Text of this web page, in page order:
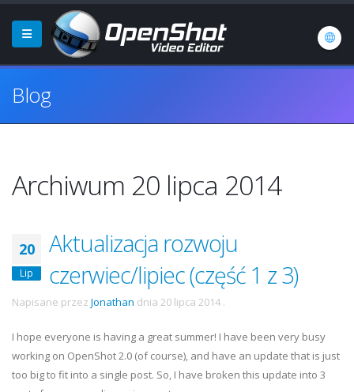
Blog
Archiwum 20 lipca 2014
20
Lip
Aktualizacja rozwoju
czerwiec/lipiec (część 1 z 3)
Napisane przez Jonathan dnia 20 lipca 2014 .
I hope everyone is having a great summer! I have been very busy
working on OpenShot 2.0 (of course), and have an update that is just
too big to fit into a single post. So, I have broken this update into 3